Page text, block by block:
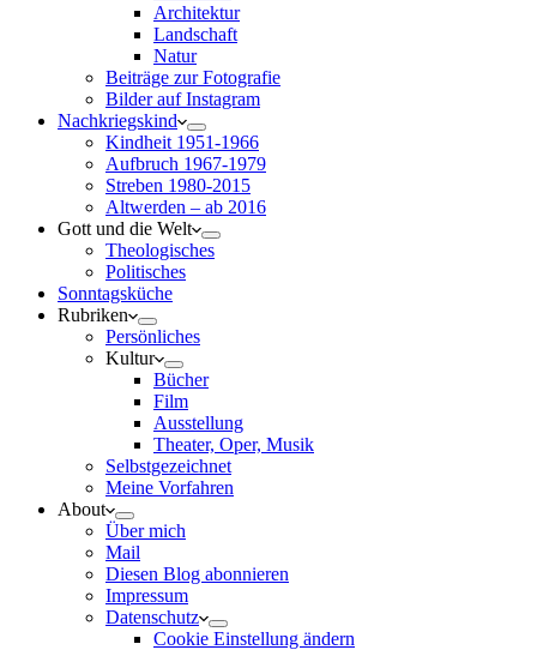
Architektur
Landschaft
Natur
Beiträge zur Fotografie
Bilder auf Instagram
Nachkriegskind
Kindheit 1951-1966
Aufbruch 1967-1979
Streben 1980-2015
Altwerden – ab 2016
Gott und die Welt
Theologisches
Politisches
Sonntagsküche
Rubriken
Persönliches
Kultur
Bücher
Film
Ausstellung
Theater, Oper, Musik
Selbstgezeichnet
Meine Vorfahren
About
Über mich
Mail
Diesen Blog abonnieren
Impressum
Datenschutz
Cookie Einstellung ändern